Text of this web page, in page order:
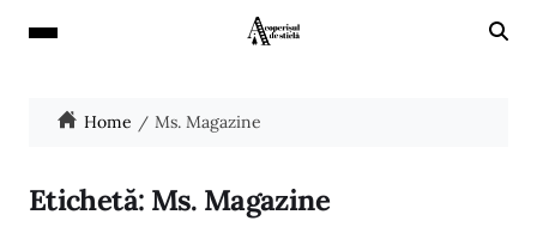
Home Ms. Magazine
Etichetă: Ms. Magazine